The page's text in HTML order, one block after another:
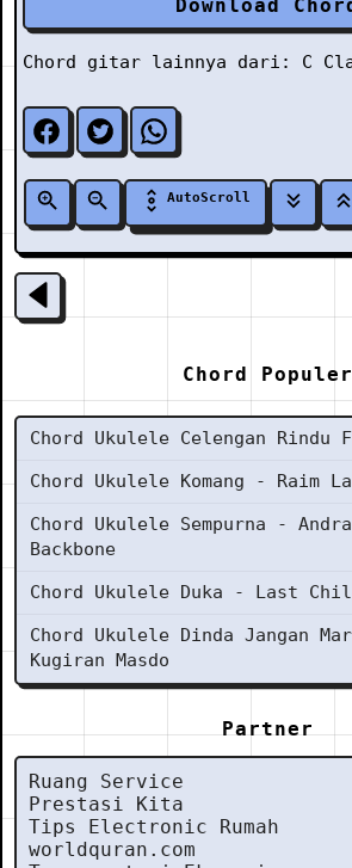
Download
Chord gitar lainnya dari: C
AutoScroll
Chord Populer
Chord Ukulele Celengan Rindu
Chord Ukulele Komang - Raim
Chord Ukulele Sempurna -
Backbone
Chord Ukulele Duka - Last
Chord Ukulele Dinda Jangan
Kugiran Masdo
Partner
Ruang Service
Prestasi Kita
Tips Electronic Rumah
worldquran.com